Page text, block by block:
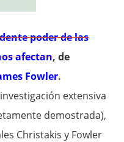
poder de las
afectan, de
Fowler.
extensiva
demostrada),
Christakis y Fowler